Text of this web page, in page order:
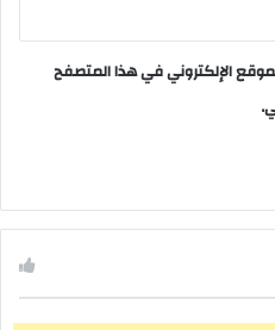
الإلكتروني في هذا المتصفح